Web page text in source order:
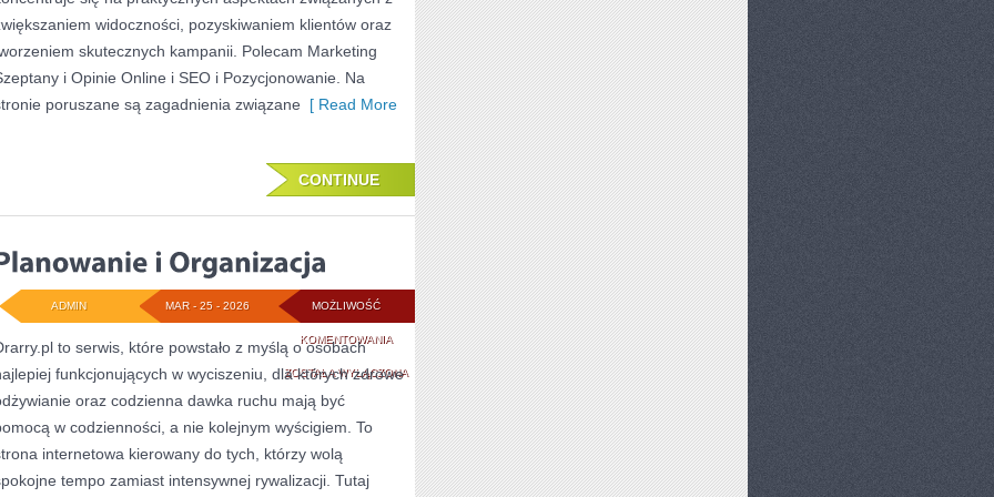
widoczności, pozyskiwaniem klientów oraz
skutecznych kampanii. Polecam Marketing
i Opinie Online i SEO i Pozycjonowanie. Na
poruszane są zagadnienia związane [ Read More
CONTINUE
MOŻLIWOŚĆ
KOMENTOWANIAPLANOWANIE
I
ORGANIZACJA
ZOSTAŁA WYŁĄCZONA
MAR - 25 - 2026
ADMIN
to serwis, które powstało z myślą o osobach
funkcjonujących w wyciszeniu, dla których zdrowe
oraz codzienna dawka ruchu mają być
w codzienności, a nie kolejnym wyścigiem. To
internetowa kierowany do tych, którzy wolą
tempo zamiast intensywnej rywalizacji. Tutaj